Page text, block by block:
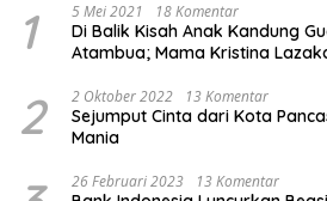
1 5 Mei 2021 18 Komentar
Di Balik Kisah Anak Kandung
Atambua; Mama Kristina
2 2 Oktober 2022 13 Komentar
Sejumput Cinta dari Kota
Mania
26 Februari 2023 13 Komentar